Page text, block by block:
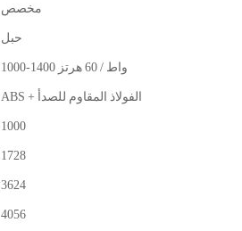
مخصص
حبل
1000-1400 واط / 60 هرتز
ABS + الفولاذ المقاوم للصدأ
1000
1728
3624
4056